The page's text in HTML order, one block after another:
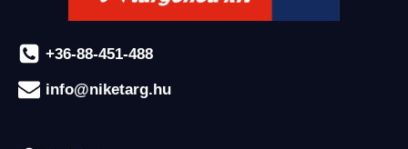
+36-88-451-488
info@niketarg.hu